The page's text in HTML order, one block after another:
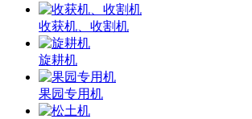
收获机、收割机
旋耕机
果园专用机